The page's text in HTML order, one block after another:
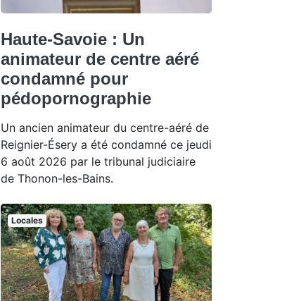
Haute-Savoie : Un
animateur de centre aéré
condamné pour
pédopornographie
Un ancien animateur du centre-aéré de
Reignier-Ésery a été condamné ce jeudi
6 août 2026 par le tribunal judiciaire
de Thonon-les-Bains.
Locales